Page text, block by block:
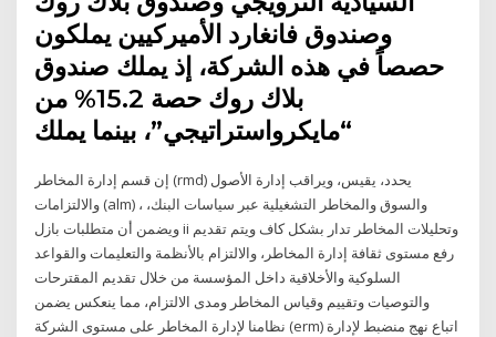
وصندوق فانغارد الأميركيين يملكون
حصصاً في هذه الشركة، إذ يملك صندوق
بلاك روك حصة 15.2% من
“مايكرواستراتيجي”، بينما يملك
إن قسم إدارة المخاطر (rmd) يحدد، يقيس، ويراقب إدارة الأصول
والالتزامات (alm) ، والسوق والمخاطر التشغيلية عبر سياسات البنك،
ويضمن أن متطلبات بازل ii وتحليلات المخاطر تدار بشكل كاف ويتم تقديم
رفع مستوى ثقافة إدارة المخاطر، والالتزام بالأنظمة والتعليمات والقواعد
السلوكية والأخلاقية داخل المؤسسة من خلال تقديم المقترحات
والتوصيات وتقييم وقياس المخاطر ومدى الالتزام، مما ينعكس يضمن
نظامنا لإدارة المخاطر على مستوى الشركة (erm) اتباع نهج منضبط لإدارة